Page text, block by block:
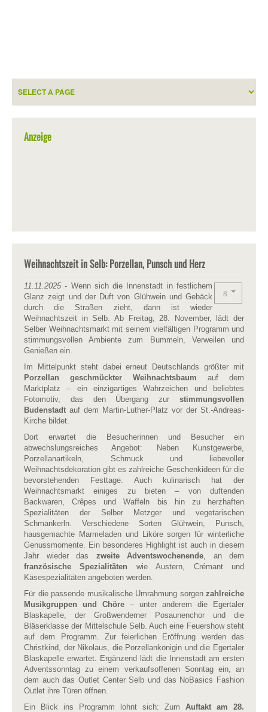
Anzeige
Weihnachtszeit in Selb: Porzellan, Punsch und Herz
11.11.2025 - Wenn sich die Innenstadt in festlichem
Glanz zeigt und der Duft von Glühwein und Gebäck
durch die Straßen zieht, dann ist wieder
Weihnachtszeit in Selb. Ab Freitag, 28. November, lädt der
Selber Weihnachtsmarkt mit seinem vielfältigen Programm und
stimmungsvollen Ambiente zum Bummeln, Verweilen und
Genießen ein.
Im Mittelpunkt steht dabei erneut Deutschlands größter mit
Porzellan geschmückter Weihnachtsbaum auf dem
Marktplatz – ein einzigartiges Wahrzeichen und beliebtes
Fotomotiv, das den Übergang zur stimmungsvollen
Budenstadt auf dem Martin-Luther-Platz vor der St.-Andreas-
Kirche bildet.
Dort erwartet die Besucherinnen und Besucher ein
abwechslungsreiches Angebot: Neben Kunstgewerbe,
Porzellanartikeln, Schmuck und liebevoller
Weihnachtsdekoration gibt es zahlreiche Geschenkideen für die
bevorstehenden Festtage. Auch kulinarisch hat der
Weihnachtsmarkt einiges zu bieten – von duftenden
Backwaren, Crêpes und Waffeln bis hin zu herzhaften
Spezialitäten der Selber Metzger und vegetarischen
Schmankerln. Verschiedene Sorten Glühwein, Punsch,
hausgemachte Marmeladen und Liköre sorgen für winterliche
Genussmomente. Ein besonderes Highlight ist auch in diesem
Jahr wieder das zweite Adventswochenende , an dem
französische Spezialitäten wie Austern, Crémant und
Käsespezialitäten angeboten werden.
Für die passende musikalische Umrahmung sorgen zahlreiche
Musikgruppen und Chöre – unter anderem die Egertaler
Blaskapelle, der Großwenderner Posaunenchor und die
Bläserklasse der Mittelschule Selb. Auch eine Feuershow steht
auf dem Programm. Zur feierlichen Eröffnung werden das
Christkind, der Nikolaus, die Porzellankönigin und die Egertaler
Blaskapelle erwartet. Ergänzend lädt die Innenstadt am ersten
Adventssonntag zu einem verkaufsoffenen Sonntag ein, an
dem auch das Outlet Center Selb und das NoBasics Fashion
Outlet ihre Türen öffnen.
Ein Blick ins Programm lohnt sich: Zum Auftakt am 28.